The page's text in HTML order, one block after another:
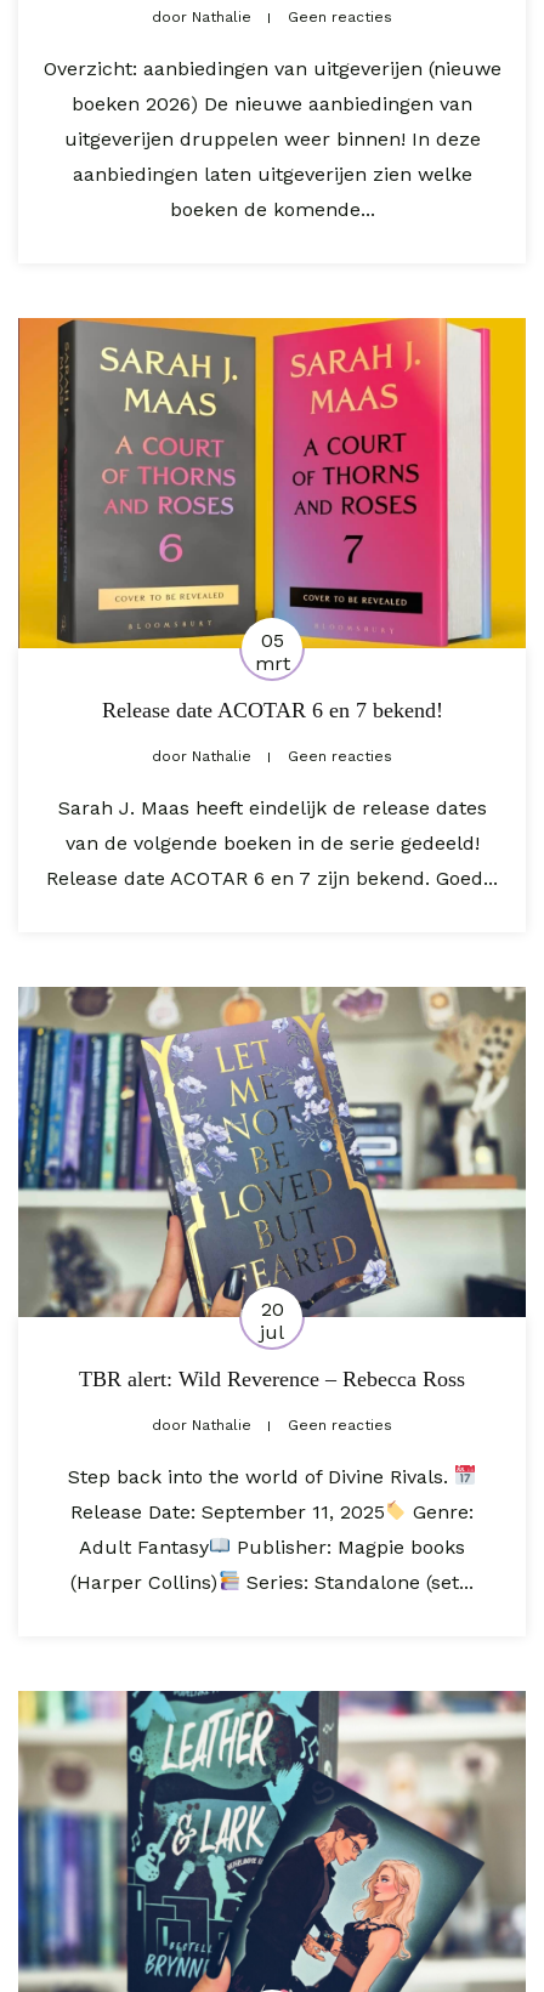
door Nathalie Geen reacties
Overzicht: aanbiedingen van uitgeverijen (nieuwe
boeken 2026) De nieuwe aanbiedingen van
uitgeverijen druppelen weer binnen! In deze
aanbiedingen laten uitgeverijen zien welke
boeken de komende...
05
mrt
Release date ACOTAR 6 en 7 bekend!
door Nathalie Geen reacties
Sarah J. Maas heeft eindelijk de release dates
van de volgende boeken in de serie gedeeld!
Release date ACOTAR 6 en 7 zijn bekend. Goed...
20
jul
TBR alert: Wild Reverence – Rebecca Ross
door Nathalie Geen reacties
Step back into the world of Divine Rivals.
Release Date: September 11, 2025⁣
Genre:
Adult Fantasy
Publisher: Magpie books
(Harper Collins)
Series: Standalone (set...